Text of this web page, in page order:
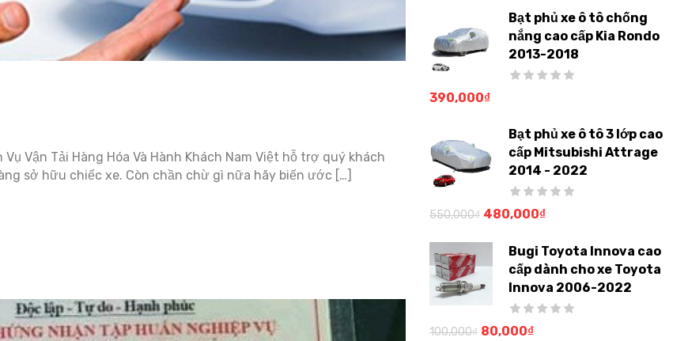
Vận Tải Hàng Hóa Và Hành Khách Nam Việt hỗ trợ quý khách
sở hữu chiếc xe. Còn chần chừ gì nữa hãy biến ước […]
Bạt phủ xe ô tô chống
nắng cao cấp Kia Rondo
2013-2018
390,000₫
Bạt phủ xe ô tô 3 lớp cao
cấp Mitsubishi Attrage
2014 - 2022
550,000₫ 480,000₫
Bugi Toyota Innova cao
cấp dành cho xe Toyota
Innova 2006-2022
100,000₫ 80,000₫